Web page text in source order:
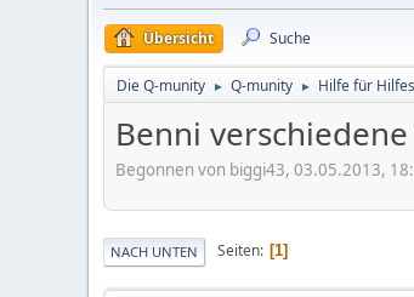
Übersicht Suche
Die Q-munity ► Q-munity ► Hilfe für
Benni
Begonnen von biggi43, 03.05.2013,
NACH UNTEN Seiten 1